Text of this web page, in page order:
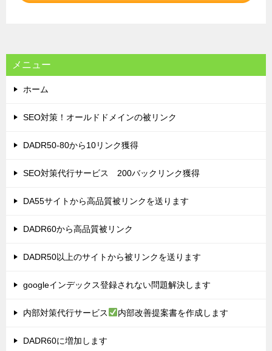
メニュー
ホーム
SEO対策！オールドドメインの被リンク
DADR50-80から10リンク獲得
SEO対策代行サービス 200バックリンク獲得
DA55サイトから高品質被リンクを送ります
DADR60から高品質被リンク
DADR50以上のサイトから被リンクを送ります
googleインデックス登録されない問題解決します
内部対策代行サービス 内部改善提案書を作成します
DADR60に増加します